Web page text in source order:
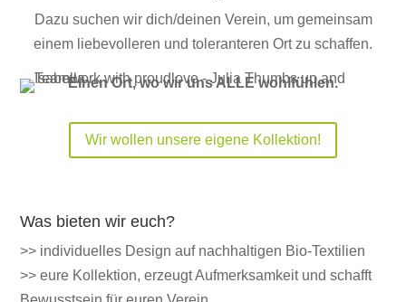
Dazu suchen wir dich/deinen Verein, um gemeinsam
einem liebevolleren und toleranteren Ort zu schaffen.
Einen Ort, wo wir uns ALLE wohlfühlen.
Wir wollen unsere eigene Kollektion!
Was bieten wir euch?
>> individuelles Design auf nachhaltigen Bio-Textilien
>> eure Kollektion, erzeugt Aufmerksamkeit und schafft